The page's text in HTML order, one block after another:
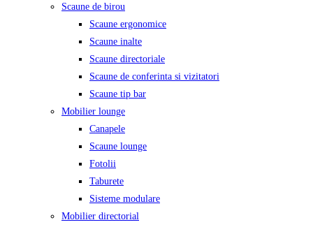
Scaune de birou
Scaune ergonomice
Scaune inalte
Scaune directoriale
Scaune de conferinta si vizitatori
Scaune tip bar
Mobilier lounge
Canapele
Scaune lounge
Fotolii
Taburete
Sisteme modulare
Mobilier directorial